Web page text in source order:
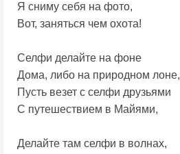
Я сниму себя на фото,
Вот, заняться чем охота!
Селфи делайте на фоне
Дома, либо на природном лоне,
Пусть везет с селфи друзьями
С путешествием в Майями,
Делайте там селфи в волнах,